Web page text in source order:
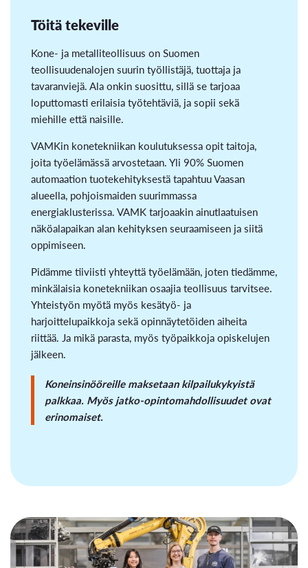
Töitä tekeville
Kone- ja metalliteollisuus on Suomen
teollisuudenalojen suurin työllistäjä, tuottaja ja
tavaranviejä. Ala onkin suosittu, sillä se tarjoaa
loputtomasti erilaisia työtehtäviä, ja sopii sekä
miehille että naisille.
VAMKin konetekniikan koulutuksessa opit taitoja,
joita työelämässä arvostetaan. Yli 90% Suomen
automaation tuotekehityksestä tapahtuu Vaasan
alueella, pohjoismaiden suurimmassa
energiaklusterissa. VAMK tarjoaakin ainutlaatuisen
näköalapaikan alan kehityksen seuraamiseen ja siitä
oppimiseen.
Pidämme tiiviisti yhteyttä työelämään, joten tiedämme,
minkälaisia konetekniikan osaajia teollisuus tarvitsee.
Yhteistyön myötä myös kesätyö- ja
harjoittelupaikkoja sekä opinnäytetöiden aiheita
riittää. Ja mikä parasta, myös työpaikkoja opiskelujen
jälkeen.
Koneinsinööreille maksetaan kilpailukykyistä
palkkaa. Myös jatko-opintomahdollisuudet ovat
erinomaiset.